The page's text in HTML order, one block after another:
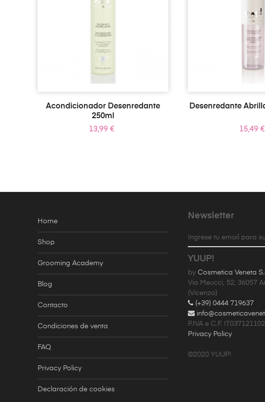
Acondicionador Desenredante
250ml
Precio
13,99 €
Desenredante
Precio
15,49 €
Home
Shop
Grooming Academy
Blog
Contacto
Condiciones de venta
FAQ
Privacy Policy
Declaración de cookies
Newsletter
Ingrese tu email para
YUUP!
by Cosmetica Veneta
Via Meucci, 52, 36057
(Vicenza)
(+39) 0444 719637
P.IVA e C.F.
Privacy Policy
©2020 YUUP!